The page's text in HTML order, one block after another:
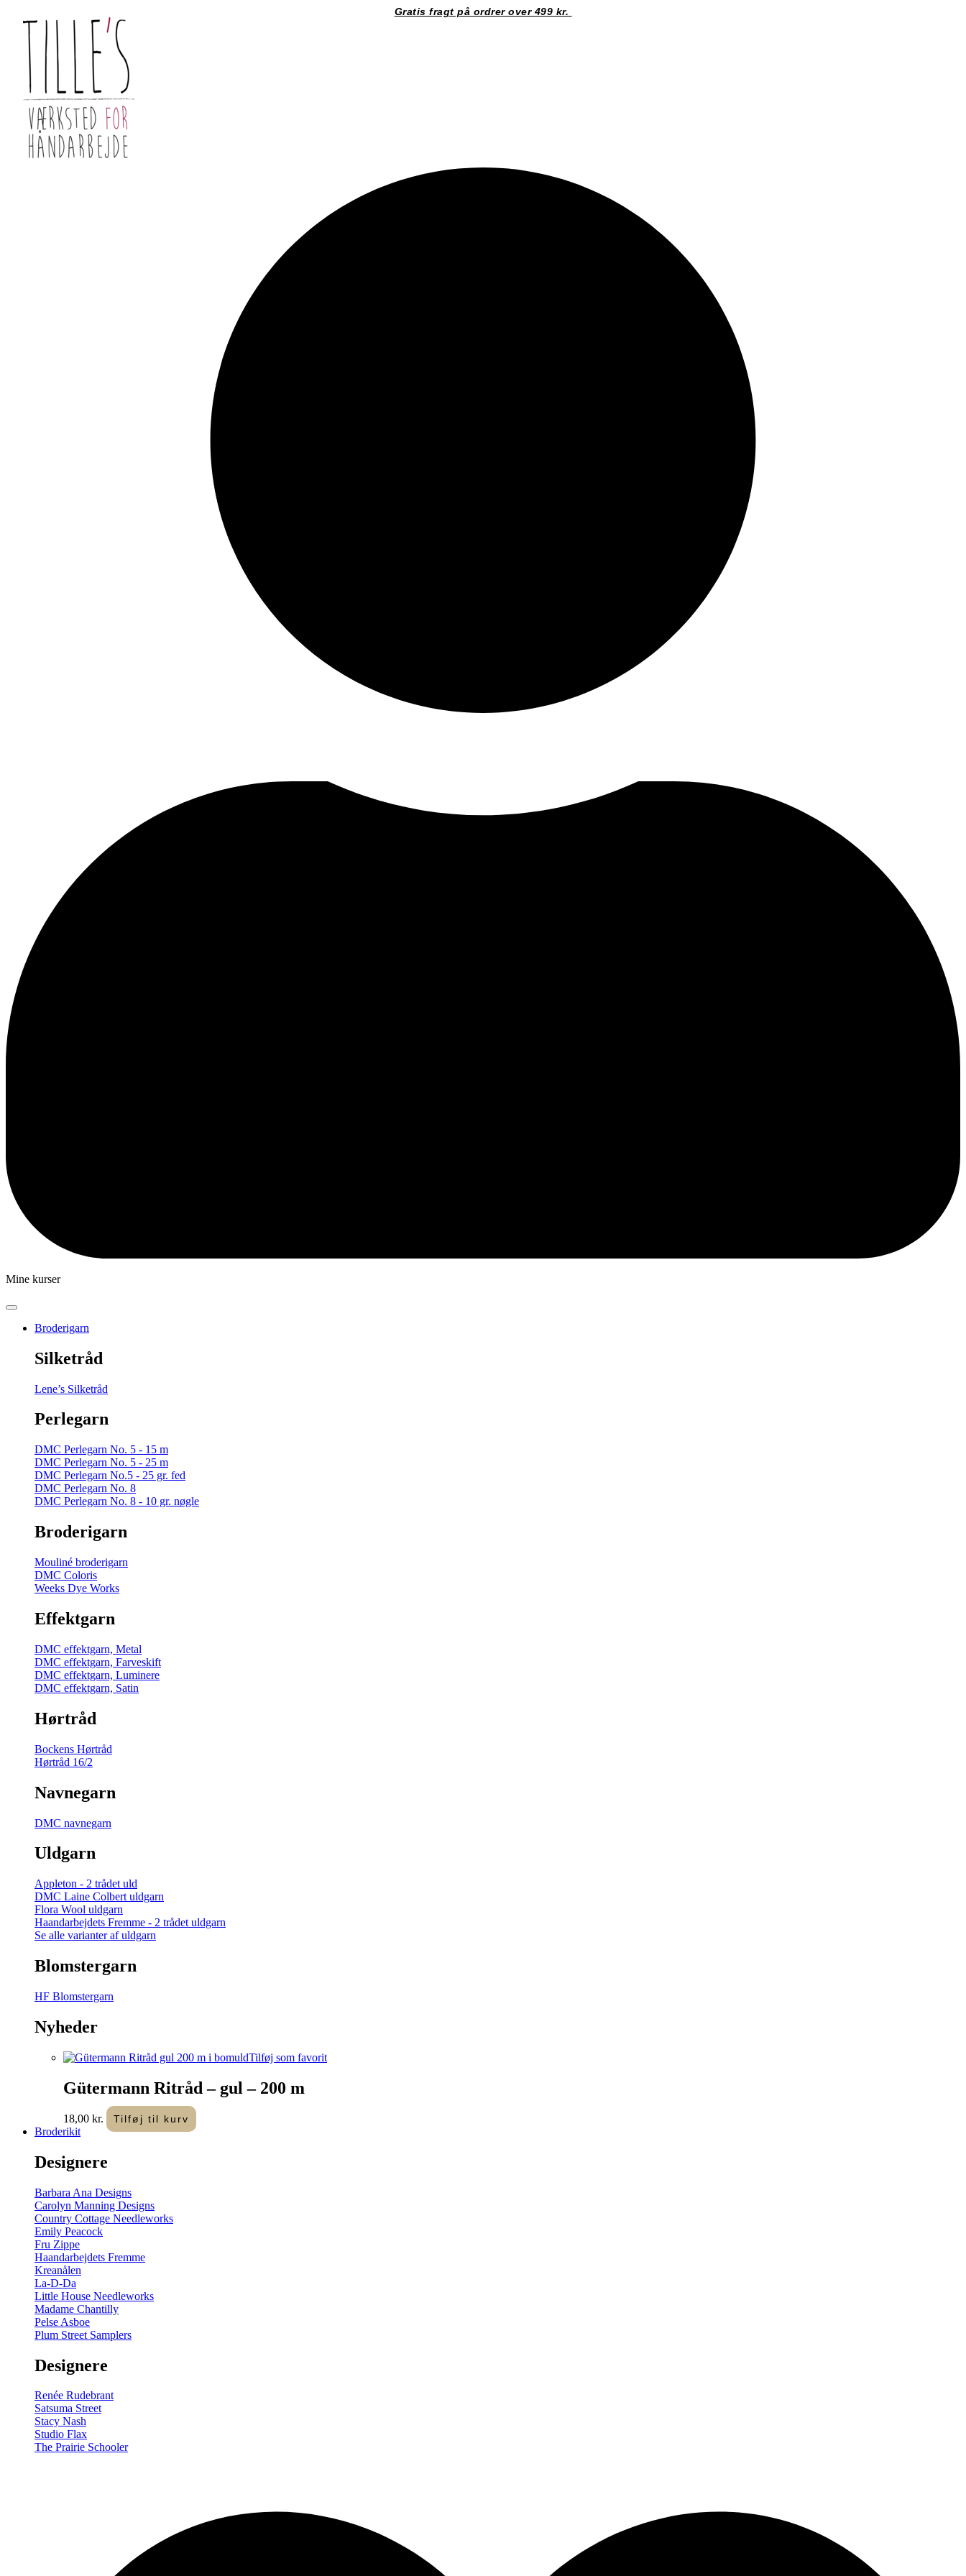
indhold
Gratis fragt på ordrer over 499 kr.
Mine kurser
Broderigarn
Silketråd
Lene’s Silketråd
Perlegarn
DMC Perlegarn No. 5 - 15 m
DMC Perlegarn No. 5 - 25 m
DMC Perlegarn No.5 - 25 gr. fed
DMC Perlegarn No. 8
DMC Perlegarn No. 8 - 10 gr. nøgle
Broderigarn
Mouliné broderigarn
DMC Coloris
Weeks Dye Works
Effektgarn
DMC effektgarn, Metal
DMC effektgarn, Farveskift
DMC effektgarn, Luminere
DMC effektgarn, Satin
Hørtråd
Bockens Hørtråd
Hørtråd 16/2
Navnegarn
DMC navnegarn
Uldgarn
Appleton - 2 trådet uld
DMC Laine Colbert uldgarn
Flora Wool uldgarn
Haandarbejdets Fremme - 2 trådet uldgarn
Se alle varianter af uldgarn
Blomstergarn
HF Blomstergarn
Nyheder
Tilføj som favorit
Gütermann Ritråd – gul – 200 m
18,00 kr. Tilføj til kurv
Broderikit
Designere
Barbara Ana Designs
Carolyn Manning Designs
Country Cottage Needleworks
Emily Peacock
Fru Zippe
Haandarbejdets Fremme
Kreanålen
La-D-Da
Little House Needleworks
Madame Chantilly
Pelse Asboe
Plum Street Samplers
Designere
Renée Rudebrant
Satsuma Street
Stacy Nash
Studio Flax
The Prairie Schooler